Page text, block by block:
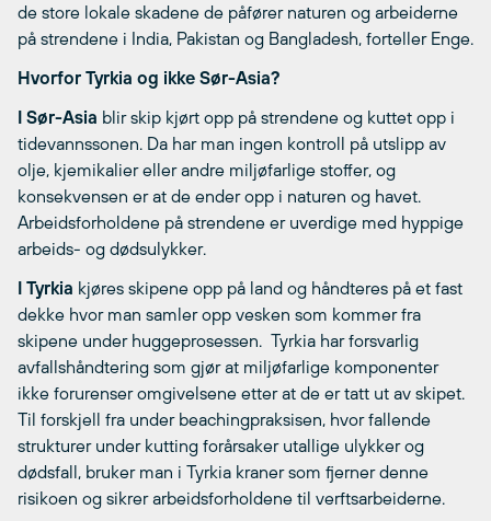
de store lokale skadene de påfører naturen og arbeiderne
på strendene i India, Pakistan og Bangladesh, forteller Enge.
Hvorfor Tyrkia og ikke Sør-Asia?
I Sør-Asia blir skip kjørt opp på strendene og kuttet opp i
tidevannssonen. Da har man ingen kontroll på utslipp av
olje, kjemikalier eller andre miljøfarlige stoffer, og
konsekvensen er at de ender opp i naturen og havet.
Arbeidsforholdene på strendene er uverdige med hyppige
arbeids- og dødsulykker.
I Tyrkia kjøres skipene opp på land og håndteres på et fast
dekke hvor man samler opp vesken som kommer fra
skipene under huggeprosessen. Tyrkia har forsvarlig
avfallshåndtering som gjør at miljøfarlige komponenter
ikke forurenser omgivelsene etter at de er tatt ut av skipet.
Til forskjell fra under beachingpraksisen, hvor fallende
strukturer under kutting forårsaker utallige ulykker og
dødsfall, bruker man i Tyrkia kraner som fjerner denne
risikoen og sikrer arbeidsforholdene til verftsarbeiderne.